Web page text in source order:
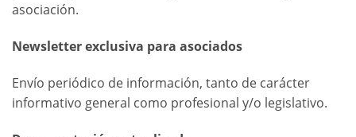
asociación.
Newsletter exclusiva para asociados
Envío periódico de información, tanto de carácter
informativo general como profesional y/o legislativo.